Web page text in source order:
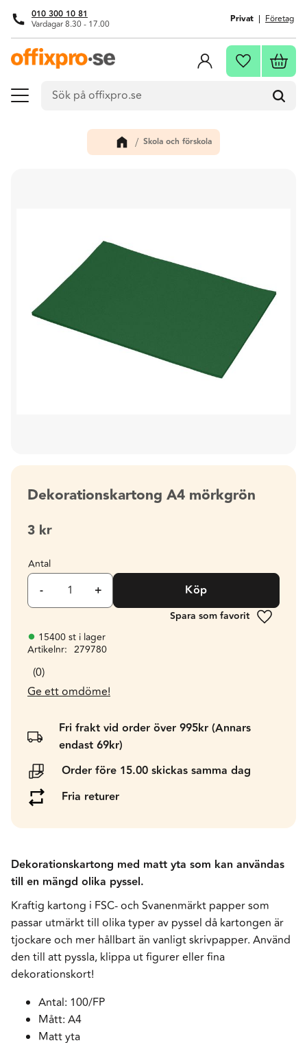
Meny
010 300 10 81
Vardagar 8.30 - 17.00 Privat Företag
Favoriter
Skola och förskola
Dekorationskartong A4 mörkgrön
3 kr
Antal
+
- Köp
Lägg till
15400 st i lager
Artikelnr
279780
0
Ge ett omdöme!
Fri frakt vid order över 995kr (Annars
endast 69kr)
Order före 15.00 skickas samma dag
Fria returer
Dekorationskartong med matt yta som kan användas
till en mängd olika pyssel.
Kraftig kartong i FSC- och Svanenmärkt papper som
passar utmärkt till olika typer av pyssel då kartongen är
tjockare och mer hållbart än vanligt skrivpapper. Använd
den till att pyssla, klippa ut figurer eller fina
dekorationskort!
Antal: 100/FP
Mått: A4
Matt yta